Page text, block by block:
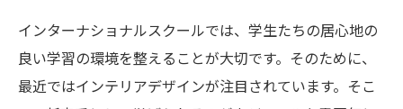
インターナショナルスクールでは、学生たちの居心地の
良い学習の環境を整えることが大切です。そのために、
最近ではインテリアデザインが注目されています。そこ